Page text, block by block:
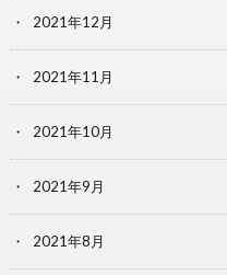
2021年12月
2021年11月
2021年10月
2021年9月
2021年8月